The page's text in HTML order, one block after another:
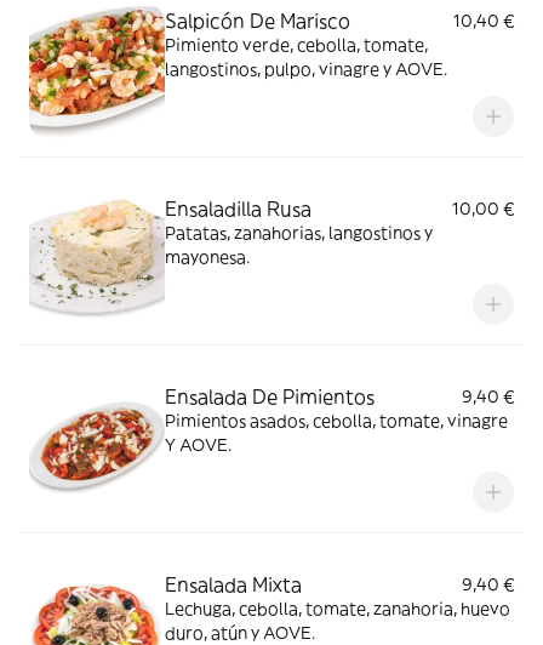
Salpicón De Marisco
10,40 €
Pimiento verde, cebolla, tomate,
langostinos, pulpo, vinagre y AOVE.
Ensaladilla Rusa
10,00 €
Patatas, zanahorias, langostinos y
mayonesa.
Ensalada De Pimientos
9,40 €
Pimientos asados, cebolla, tomate, vinagre
Y AOVE.
Ensalada Mixta
9,40 €
Lechuga, cebolla, tomate, zanahoria, huevo
duro, atún y AOVE.